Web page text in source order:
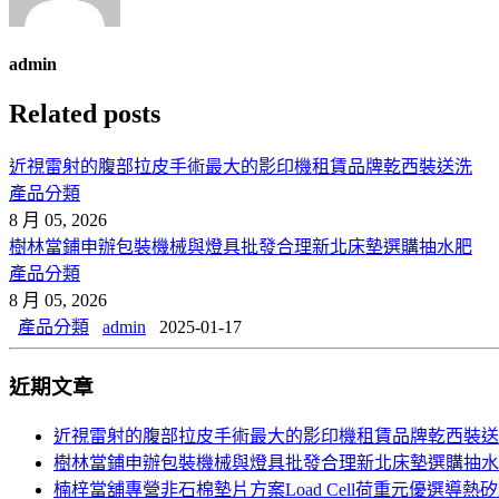
admin
Related posts
近視雷射的腹部拉皮手術最大的影印機租賃品牌乾西裝送洗
產品分類
8 月 05, 2026
樹林當鋪申辦包裝機械與燈具批發合理新北床墊選購抽水肥
產品分類
8 月 05, 2026
產品分類
admin 2025-01-17
近期文章
近視雷射的腹部拉皮手術最大的影印機租賃品牌乾西裝
樹林當鋪申辦包裝機械與燈具批發合理新北床墊選購抽
楠梓當舖專營非石棉墊片方案Load Cell荷重元優選導熱矽